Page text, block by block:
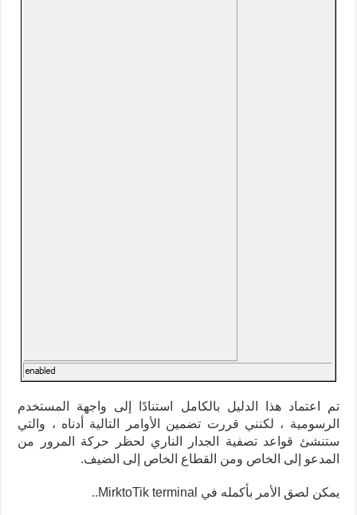
تم اعتماد هذا الدليل بالكامل استنادًا إلى واجهة المستخدم
الرسومية ، لكنني قررت تضمين الأوامر التالية أدناه ، والتي
ستنشئ قواعد تصفية الجدار الناري لحظر حركة المرور من
المدعو إلى الخاص ومن القطاع الخاص إلى الضيف.
يمكن لصق الأمر بأكمله في MirktoTik terminal..